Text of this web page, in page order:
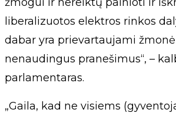
liberalizuotos elektros rinkos
dabar yra prievartaujami
nenaudingus pranešimus“, –
parlamentaras.
„Gaila, kad ne visiems